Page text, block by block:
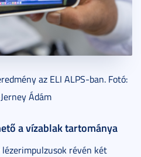
az ELI ALPS-ban. Fotó:
Ádám
a vízablak tartománya
révén két